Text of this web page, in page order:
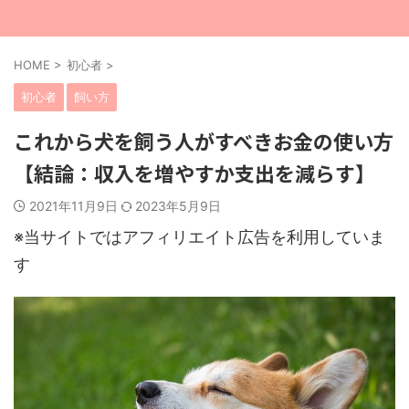
HOME > 初心者 >
初心者 飼い方
これから犬を飼う人がすべきお金の使い方
【結論：収入を増やすか支出を減らす】
2021年11月9日 2023年5月9日
※当サイトではアフィリエイト広告を利用していま
す